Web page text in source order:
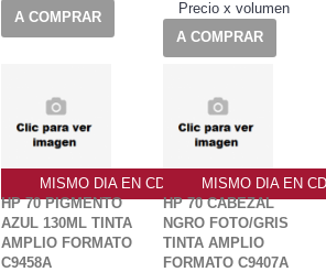
A COMPRAR
Precio x volumen
A COMPRAR
MISMO DIA EN CDMX
HP 70 PIGMENTO
AZUL 130ML TINTA
AMPLIO FORMATO
C9458A
MISMO DIA EN
HP 70 CABEZAL
NGRO FOTO/GRIS
TINTA AMPLIO
FORMATO C9407A